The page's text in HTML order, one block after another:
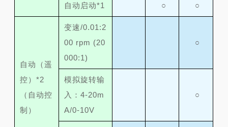
自动启动*1 ○ ○
自动（遥
控）*2
（自动控
制）
变速/0.01:2
00 rpm (20
000:1)
○
模拟旋转输
入：4-20m
A/0-10V
○